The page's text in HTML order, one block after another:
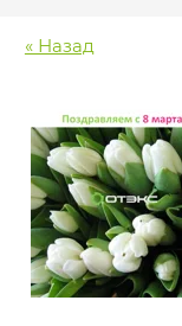
« Назад